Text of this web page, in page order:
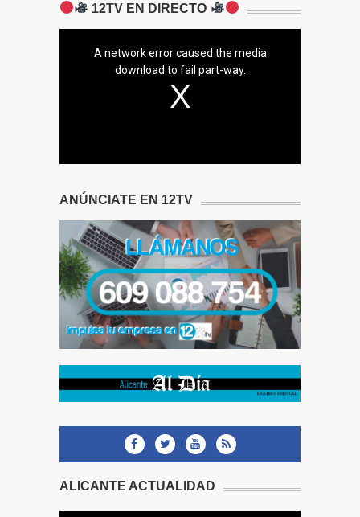
12TV EN DIRECTO
A network error caused the media
download to fail part-way.
ANÚNCIATE EN 12TV
ALICANTE ACTUALIDAD